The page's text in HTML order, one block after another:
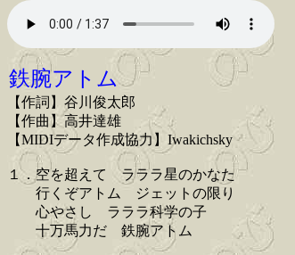
鉄腕アトム
【作詞】谷川俊太郎
【作曲】高井達雄
【MIDIデータ作成協力】Iwakichsky
１．空を超えて ラララ星のかなた
行くぞアトム ジェットの限り
心やさし ラララ科学の子
十万馬力だ 鉄腕アトム